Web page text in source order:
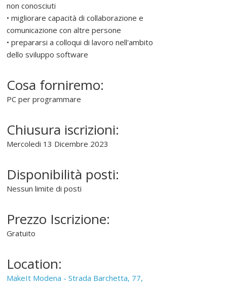
non conosciuti
• migliorare capacità di collaborazione e
comunicazione con altre persone
• prepararsi a colloqui di lavoro nell'ambito
dello sviluppo software
Cosa forniremo:
PC per programmare
Chiusura iscrizioni:
Mercoledi 13 Dicembre 2023
Disponibilità posti:
Nessun limite di posti
Prezzo Iscrizione:
Gratuito
Location:
MakeIt Modena - Strada Barchetta, 77,